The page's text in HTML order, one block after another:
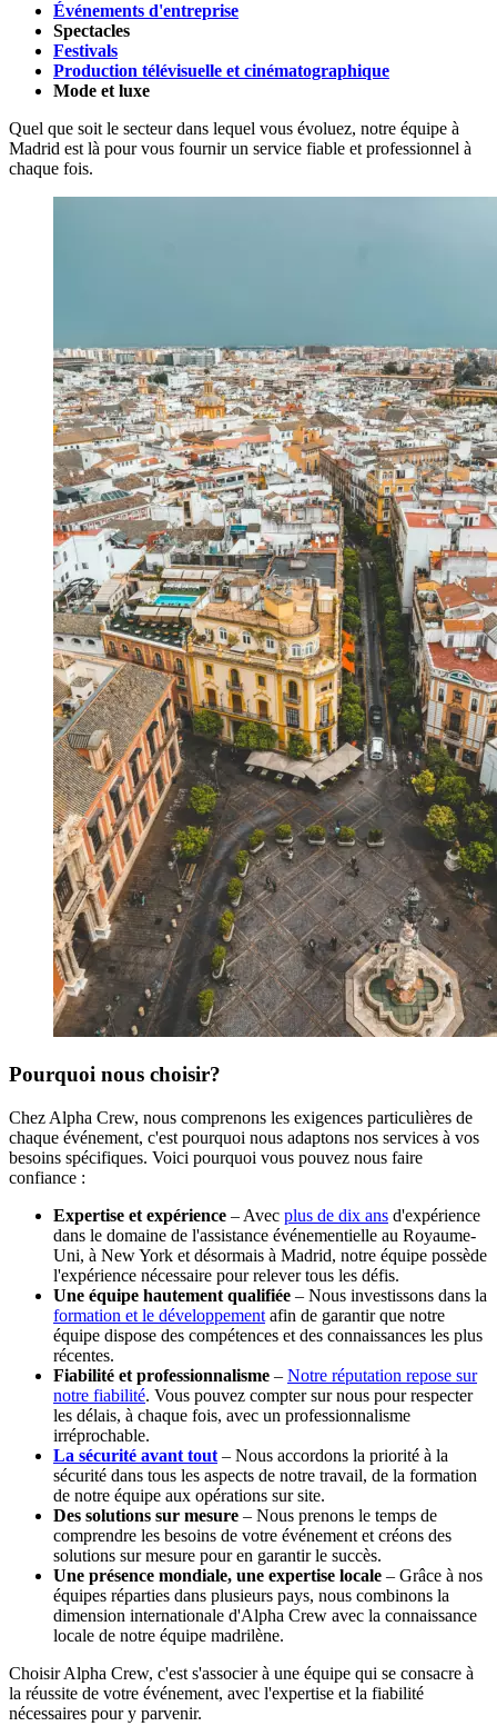
Événements d'entreprise
Spectacles
Festivals
Production télévisuelle et cinématographique
Mode et luxe
Quel que soit le secteur dans lequel vous évoluez, notre équipe à
Madrid est là pour vous fournir un service fiable et professionnel à
chaque fois.
Pourquoi nous choisir?
Chez Alpha Crew, nous comprenons les exigences particulières de
chaque événement, c'est pourquoi nous adaptons nos services à vos
besoins spécifiques. Voici pourquoi vous pouvez nous faire
confiance :
Expertise et expérience – Avec plus de dix ans d'expérience
dans le domaine de l'assistance événementielle au Royaume-
Uni, à New York et désormais à Madrid, notre équipe possède
l'expérience nécessaire pour relever tous les défis.
Une équipe hautement qualifiée – Nous investissons dans la
formation et le développement afin de garantir que notre
équipe dispose des compétences et des connaissances les plus
récentes.
Fiabilité et professionnalisme – Notre réputation repose sur
notre fiabilité. Vous pouvez compter sur nous pour respecter
les délais, à chaque fois, avec un professionnalisme
irréprochable.
La sécurité avant tout – Nous accordons la priorité à la
sécurité dans tous les aspects de notre travail, de la formation
de notre équipe aux opérations sur site.
Des solutions sur mesure – Nous prenons le temps de
comprendre les besoins de votre événement et créons des
solutions sur mesure pour en garantir le succès.
Une présence mondiale, une expertise locale – Grâce à nos
équipes réparties dans plusieurs pays, nous combinons la
dimension internationale d'Alpha Crew avec la connaissance
locale de notre équipe madrilène.
Choisir Alpha Crew, c'est s'associer à une équipe qui se consacre à
la réussite de votre événement, avec l'expertise et la fiabilité
nécessaires pour y parvenir.